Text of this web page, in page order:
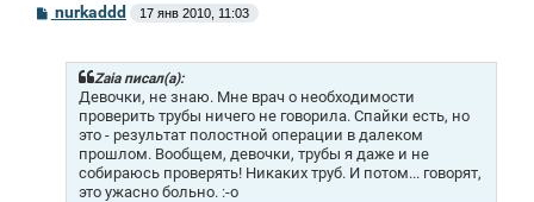
Сnurkaddd 17 янв 2010, 11:03
Zaia писал(а):
Девочки, не знаю. Мне врач о необходимости
проверить трубы ничего не говорила. Спайки есть, но
это - результат полостной операции в далеком
прошлом. Вообщем, девочки, трубы я даже и не
собираюсь проверять! Никаких труб. И потом... говорят,
это ужасно больно. :-о